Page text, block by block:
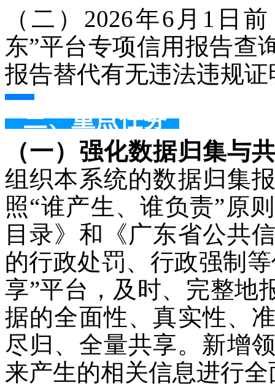
（二）2026年6月1日
东”平台专项信用报告查
报告替代有无违法违规证
三、重点任务
（一）强化数据归集与
组织本系统的数据归集
照“谁产生、谁负责”原
目录》和《广东省公共
的行政处罚、行政强制
享”平台，及时、完整地
据的全面性、真实性、
尽归、全量共享。新增
来产生的相关信息进行